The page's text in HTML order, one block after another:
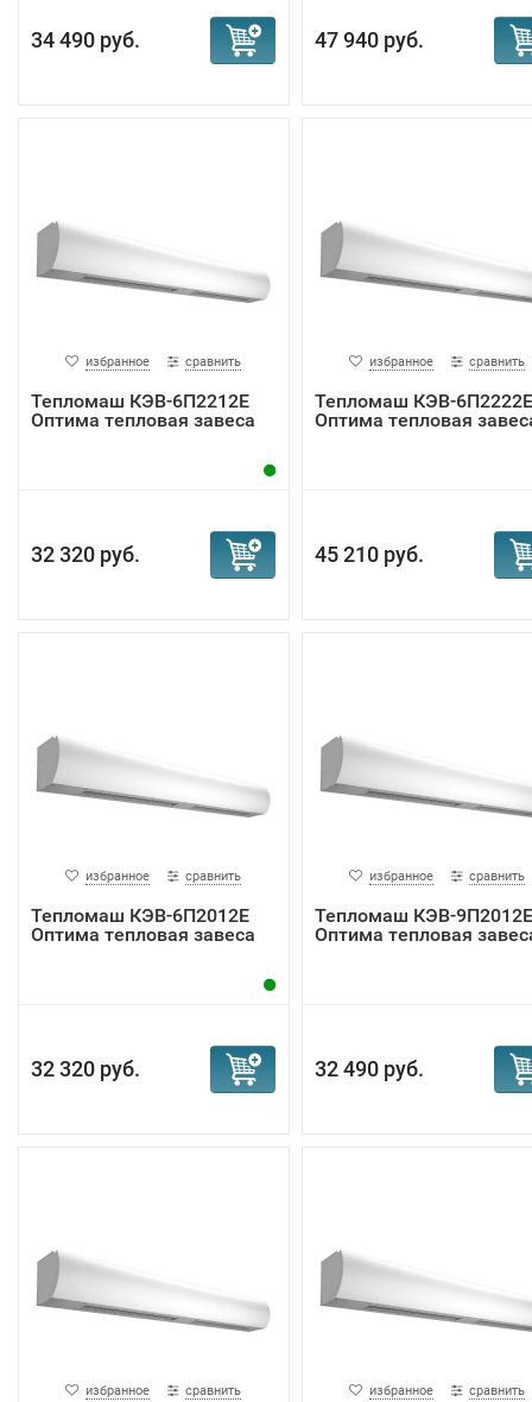
34 490 руб. 47 940 руб.
избранное сравнить
Тепломаш КЭВ-6П2212Е
Оптима тепловая завеса
32 320 руб.
избранное сравнить
Тепломаш КЭВ-6П2222Е
Оптима тепловая
45 210 руб.
избранное сравнить
Тепломаш КЭВ-6П2012Е
Оптима тепловая завеса
32 320 руб.
избранное сравнить
Тепломаш КЭВ-9П2012Е
Оптима тепловая
32 490 руб.
избранное сравнить избранное сравнить